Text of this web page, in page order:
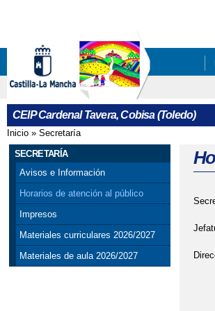
CEIP Cardenal Tavera, Cobisa (Toledo)
Se encuentra usted aquí
Inicio » Secretaría
SECRETARÍA
Avisos e Información
Horarios de atención al público
Impresos
Materiales curriculares 2026/2027
Materiales de aula 2026/2027